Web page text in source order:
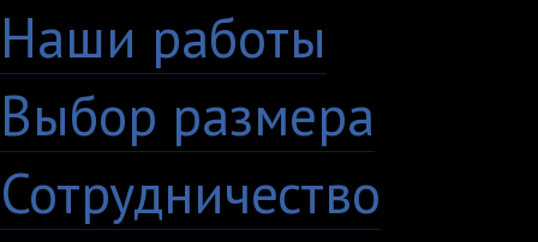
Наши работы
Выбор размера
Сотрудничество